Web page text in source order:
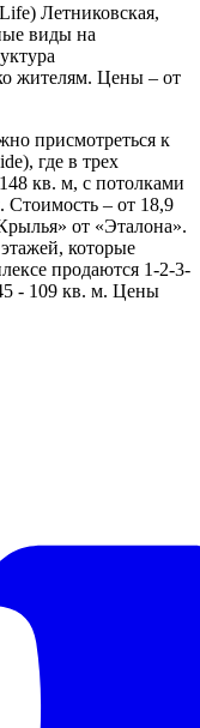
Летниковская,
виды на
жителям. Цены – от
присмотреться к
где в трех
кв. м, с потолками
Стоимость – от 18,9
от «Эталона».
которые
продаются 1-2-3-
- 109 кв. м. Цены